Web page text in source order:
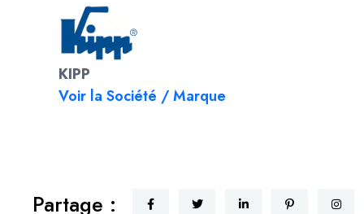
KIPP
Voir la Société / Marque
Partage :